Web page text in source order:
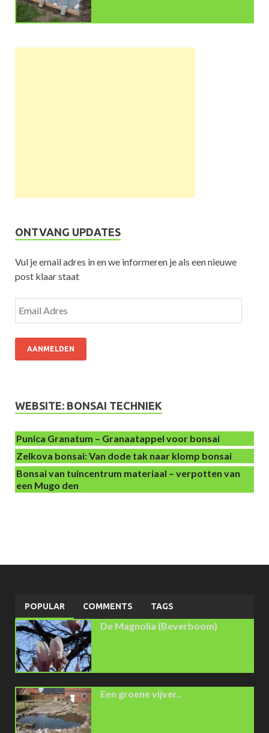
ONTVANG UPDATES
Vul je email adres in en we informeren je als een nieuwe
post klaar staat
AANMELDEN
WEBSITE: BONSAI TECHNIEK
Punica Granatum – Granaatappel voor bonsai
Zelkova bonsai: Van dode tak naar klomp bonsai
Bonsai van tuincentrum materiaal – verpotten van
een Mugo den
POPULAR COMMENTS TAGS
De Magnolia (Beverboom)
Een groene vijver..